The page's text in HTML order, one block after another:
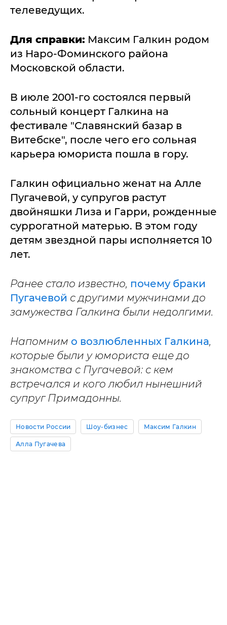
телеведущих.
Для справки: Максим Галкин родом
из Наро-Фоминского района
Московской области.
В июле 2001-го состоялся первый
сольный концерт Галкина на
фестивале "Славянский базар в
Витебске", после чего его сольная
карьера юмориста пошла в гору.
Галкин официально женат на Алле
Пугачевой, у супругов растут
двойняшки Лиза и Гарри, рожденные
суррогатной матерью. В этом году
детям звездной пары исполняется 10
лет.
Ранее стало известно, почему браки
Пугачевой с другими мужчинами до
замужества Галкина были недолгими.
Напомним о возлюбленных Галкина,
которые были у юмориста еще до
знакомства с Пугачевой: с кем
встречался и кого любил нынешний
супруг Примадонны.
Новости России Шоу-бизнес Максим Галкин
Алла Пугачева